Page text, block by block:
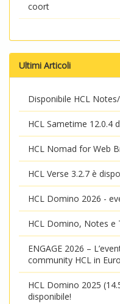
coort
Ultimi Articoli
Disponibile HCL
HCL Sametime 12.0.4
HCL Nomad for Web
HCL Verse 3.2.7 è
HCL Domino 2026 -
HCL Domino, Notes e
ENGAGE 2026 –
community HCL in
HCL Domino 2025
disponibile!